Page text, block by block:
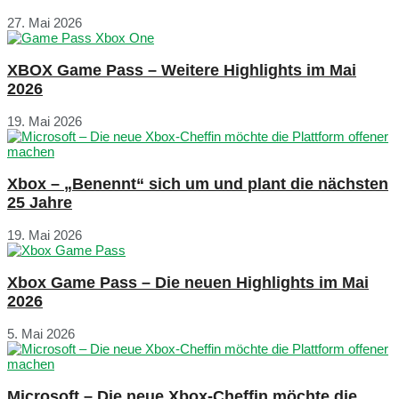
27. Mai 2026
XBOX Game Pass – Weitere Highlights im Mai
2026
19. Mai 2026
Xbox – „Benennt“ sich um und plant die nächsten
25 Jahre
19. Mai 2026
Xbox Game Pass – Die neuen Highlights im Mai
2026
5. Mai 2026